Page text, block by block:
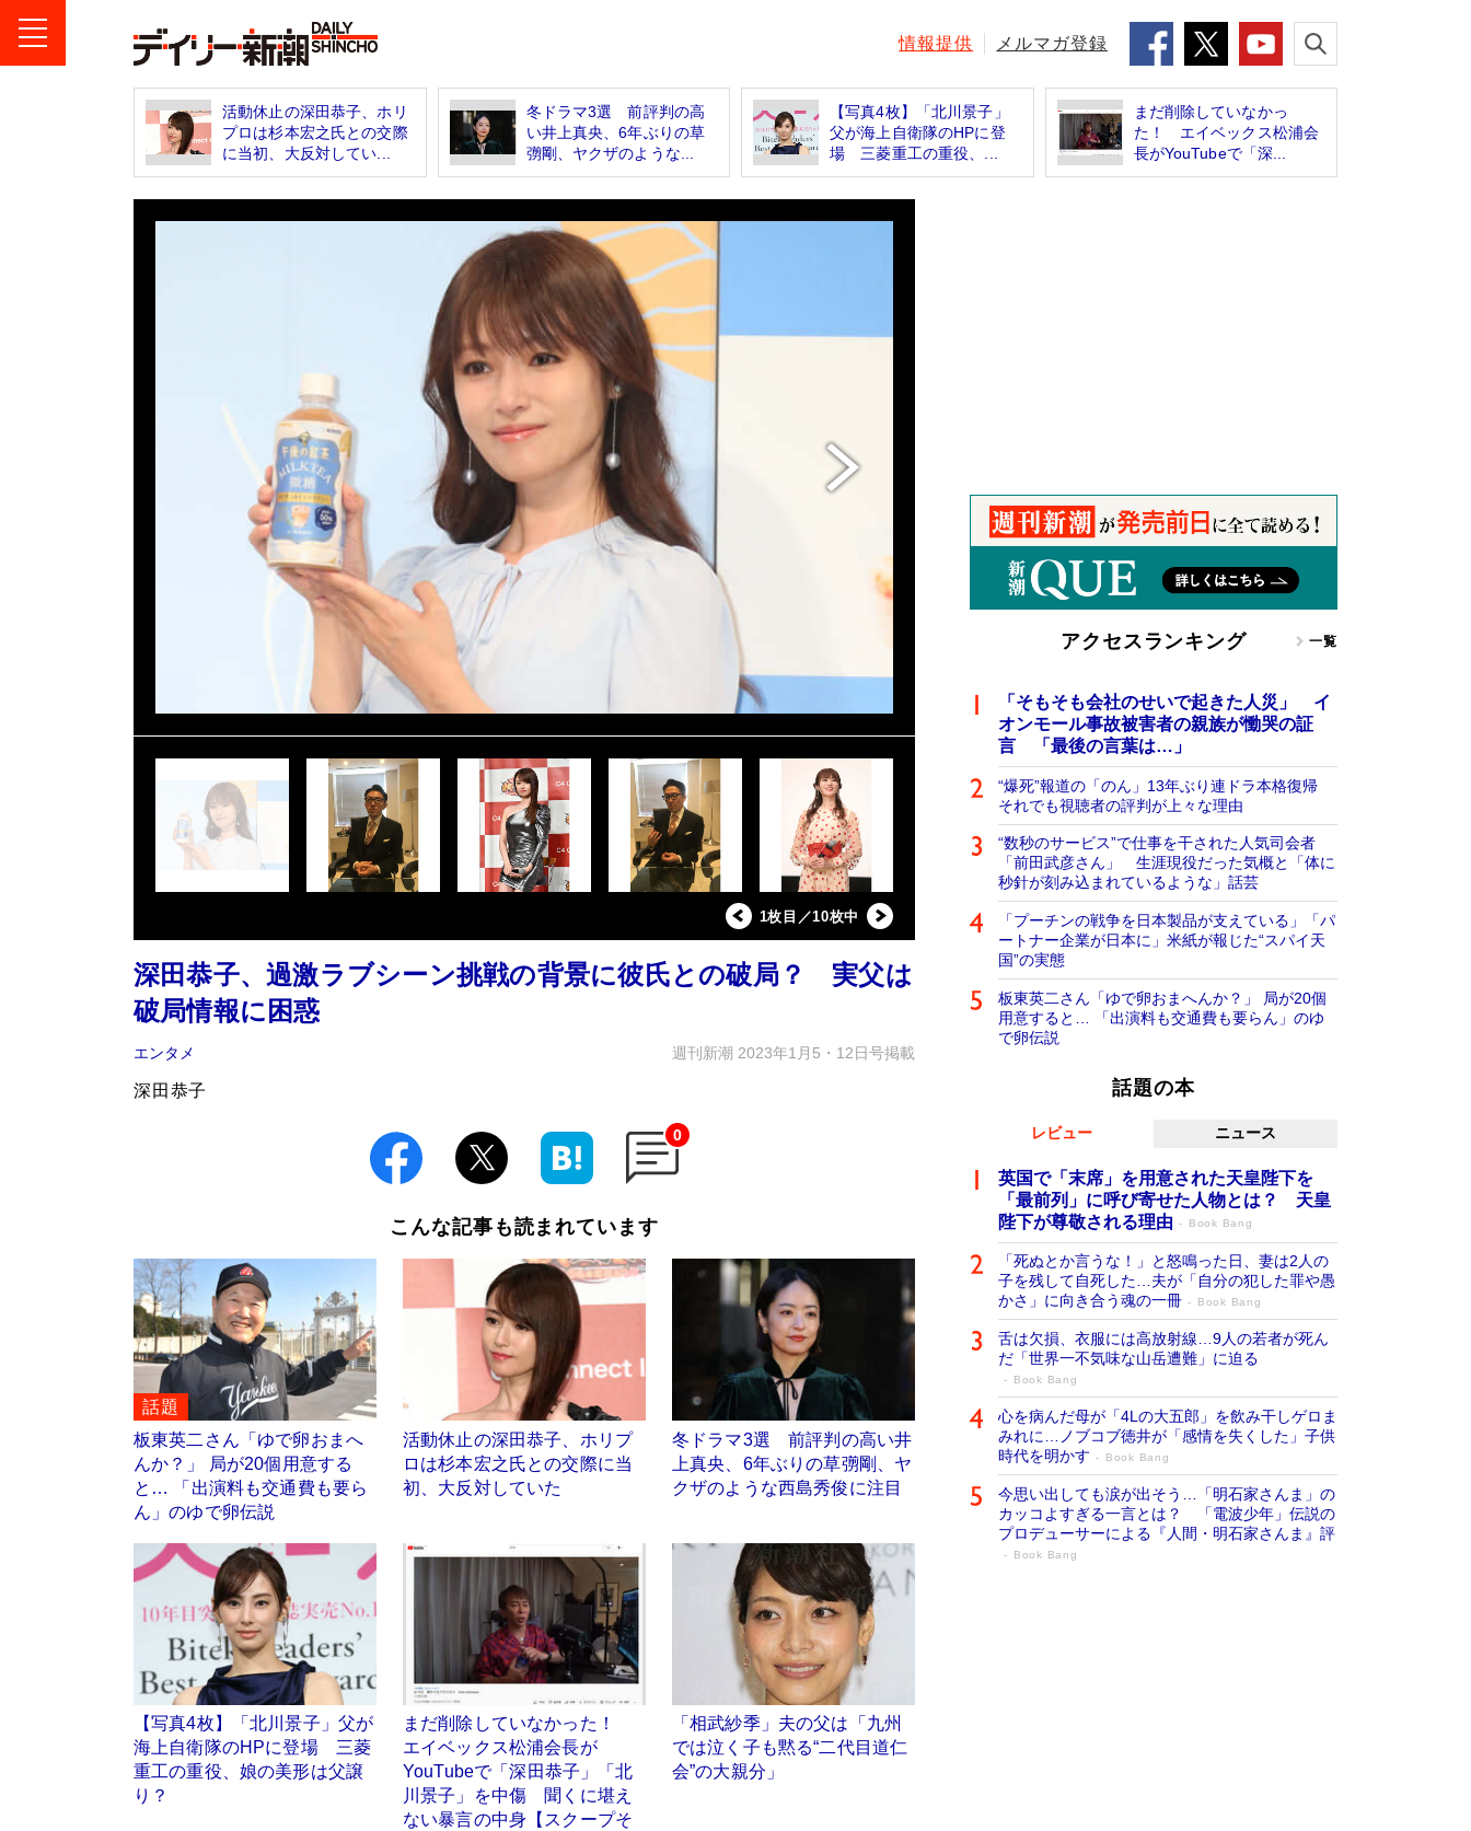
情報提供 メルマガ登録
活動休止の深田恭子、ホリ
プロは杉本宏之氏との交際
に当初、大反対してい...
冬ドラマ3選 前評判の高
い井上真央、6年ぶりの草
彅剛、ヤクザのような...
【写真4枚】「北川景子」
父が海上自衛隊のHPに登
場 三菱重工の重役、...
まだ削除していなかっ
た！ エイベックス松浦会
長がYouTubeで「深...
1枚目／10枚中
深田恭子、過激ラブシーン挑戦の背景に彼氏との破局？ 実父は
破局情報に困惑
エンタメ 週刊新潮 2023年1月5・12日号掲載
深田恭子
0
こんな記事も読まれています
話題
板東英二さん「ゆで卵おまへ
んか？」 局が20個用意する
と… 「出演料も交通費も要ら
ん」のゆで卵伝説
活動休止の深田恭子、ホリプ
ロは杉本宏之氏との交際に当
初、大反対していた
冬ドラマ3選 前評判の高い井
上真央、6年ぶりの草彅剛、ヤ
クザのような西島秀俊に注目
【写真4枚】「北川景子」父が
海上自衛隊のHPに登場 三菱
重工の重役、娘の美形は父譲
り？
まだ削除していなかった！
エイベックス松浦会長が
YouTubeで「深田恭子」「北
川景子」を中傷 聞くに堪え
ない暴言の中身【スクープそ
「相武紗季」夫の父は「九州
では泣く子も黙る“二代目道仁
会”の大親分」
アクセスランキング 一覧
「そもそも会社のせいで起きた人災」 イ
オンモール事故被害者の親族が慟哭の証
言 「最後の言葉は…」
“爆死”報道の「のん」13年ぶり連ドラ本格復帰
それでも視聴者の評判が上々な理由
“数秒のサービス”で仕事を干された人気司会者
「前田武彦さん」 生涯現役だった気概と「体に
秒針が刻み込まれているような」話芸
「プーチンの戦争を日本製品が支えている」「パ
ートナー企業が日本に」米紙が報じた“スパイ天
国”の実態
板東英二さん「ゆで卵おまへんか？」 局が20個
用意すると… 「出演料も交通費も要らん」のゆ
で卵伝説
話題の本
レビュー ニュース
英国で「末席」を用意された天皇陛下を
「最前列」に呼び寄せた人物とは？ 天皇
陛下が尊敬される理由
Book Bang
「死ぬとか言うな！」と怒鳴った日、妻は2人の
子を残して自死した…夫が「自分の犯した罪や愚
かさ」に向き合う魂の一冊
Book Bang
舌は欠損、衣服には高放射線…9人の若者が死ん
だ「世界一不気味な山岳遭難」に迫る
Book Bang
心を病んだ母が「4Lの大五郎」を飲み干しゲロま
みれに…ノブコブ徳井が「感情を失くした」子供
時代を明かす
Book Bang
今思い出しても涙が出そう…「明石家さんま」の
カッコよすぎる一言とは？ 「電波少年」伝説の
プロデューサーによる『人間・明石家さんま』評
Book Bang